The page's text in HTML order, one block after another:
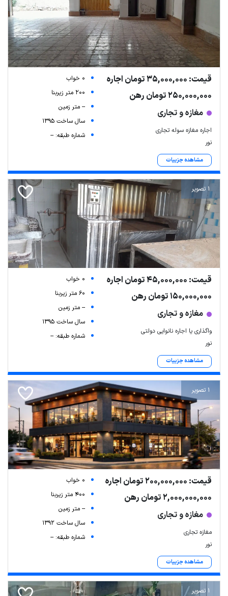
قیمت: 35,000,000 تومان اجاره
250,000,000 تومان رهن
مغازه و تجاری
اجاره مغازه سوله تجاری
نور
مشاهده جزییات
0 خواب
200 متر زیربنا
-- متر زمین
سال ساخت 1395
شماره طبقه: --
1 تصویر
قیمت: 45,000,000 تومان اجاره
150,000,000 تومان رهن
مغازه و تجاری
واگذاری یا اجاره نانوایی دولتی
نور
مشاهده جزییات
0 خواب
60 متر زیربنا
-- متر زمین
سال ساخت 1395
شماره طبقه: --
1 تصویر
قیمت: 200,000,000 تومان اجاره
2,000,000,000 تومان رهن
مغازه و تجاری
مغازه تجاری
نور
مشاهده جزییات
0 خواب
400 متر زیربنا
-- متر زمین
سال ساخت 1392
شماره طبقه: --
1 تصویر